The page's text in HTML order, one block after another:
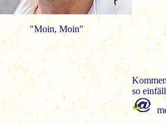
"Moin, Moin"
so